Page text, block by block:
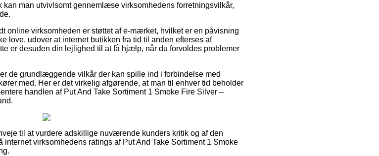
kan man utvivlsomt gennemlæse virksomhedens forretningsvilkår,
online virksomheden er støttet af e-mærket, hvilket er en påvisning
love, udover at internet butikken fra tid til anden efterses af
er desuden din lejlighed til at få hjælp, når du forvoldes problemer
de grundlæggende vilkår der kan spille ind i forbindelse med
med. Her er det virkelig afgørende, at man til enhver tid beholder
handlen af Put And Take Sortiment 1 Smoke Fire Silver –
til at vurdere adskillige nuværende kunders kritik og af den
virksomhedens ratings af Put And Take Sortiment 1 Smoke